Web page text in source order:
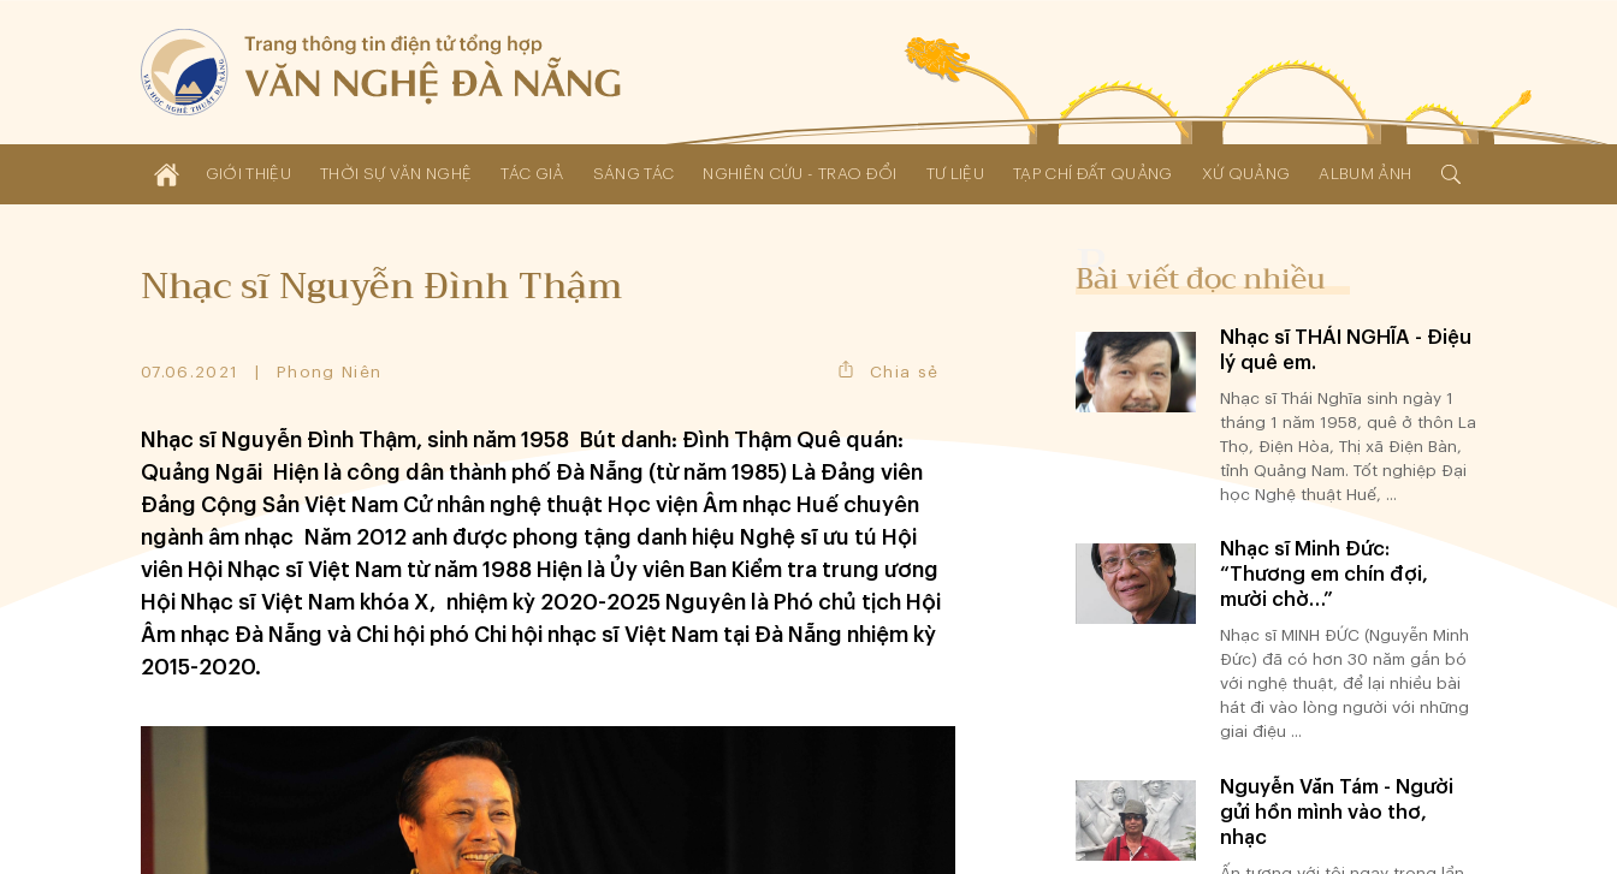
GIỚI THIỆU THỜI SỰ VĂN NGHỆ TÁC GIẢ SÁNG TÁC NGHIÊN CỨU - TRAO ĐỔI TƯ LIỆU TẠP CHÍ ĐẤT QUẢNG XỨ QUẢNG ALBUM ẢNH
Nhạc sĩ Nguyễn Đình Thậm
07.06.2021 Phong Niên Chia sẻ
Nhạc sĩ Nguyễn Đình Thậm, sinh năm 1958 Bút danh: Đình Thậm Quê quán:
Quảng Ngãi Hiện là công dân thành phố Đà Nẵng (từ năm 1985) Là Đảng viên
Đảng Cộng Sản Việt Nam Cử nhân nghệ thuật Học viện Âm nhạc Huế chuyên
ngành âm nhạc Năm 2012 anh được phong tặng danh hiệu Nghệ sĩ ưu tú Hội
viên Hội Nhạc sĩ Việt Nam từ năm 1988 Hiện là Ủy viên Ban Kiểm tra trung ương
Hội Nhạc sĩ Việt Nam khóa X, nhiệm kỳ 2020-2025 Nguyên là Phó chủ tịch Hội
Âm nhạc Đà Nẵng và Chi hội phó Chi hội nhạc sĩ Việt Nam tại Đà Nẵng nhiệm kỳ
2015-2020.
Bài viết đọc nhiều
Nhạc sĩ THÁI NGHĨA - Điệu
lý quê em.
Nhạc sĩ Thái Nghĩa sinh ngày 1
tháng 1 năm 1958, quê ở thôn La
Thọ, Điện Hòa, Thị xã Điện Bàn,
tỉnh Quảng Nam. Tốt nghiệp Đại
học Nghệ thuật Huế, ...
Nhạc sĩ Minh Đức:
“Thương em chín đợi,
mười chờ…”
Nhạc sĩ MINH ĐỨC (Nguyễn Minh
Đức) đã có hơn 30 năm gắn bó
với nghệ thuật, để lại nhiều bài
hát đi vào lòng người với những
giai điệu ...
Nguyễn Văn Tám - Người
gửi hồn mình vào thơ,
nhạc